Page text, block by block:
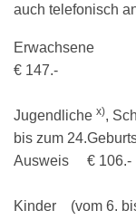
auch telefonisch
€ 147.-
Jugendliche x),
bis zum
Ausweis € 106.-
Kinder